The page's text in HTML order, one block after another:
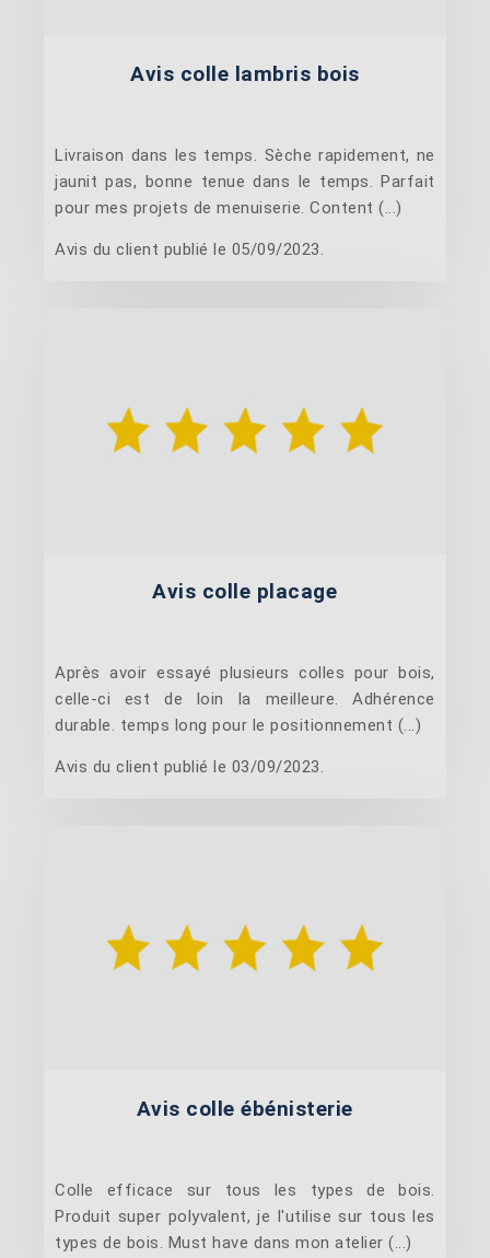
Avis colle lambris bois
Livraison dans les temps. Sèche rapidement, ne
jaunit pas, bonne tenue dans le temps. Parfait
pour mes projets de menuiserie. Content (...)
Avis du client publié le 05/09/2023.
Avis colle placage
Après avoir essayé plusieurs colles pour bois,
celle-ci est de loin la meilleure. Adhérence
durable. temps long pour le positionnement (...)
Avis du client publié le 03/09/2023.
Avis colle ébénisterie
Colle efficace sur tous les types de bois.
Produit super polyvalent, je l'utilise sur tous les
types de bois. Must have dans mon atelier (...)